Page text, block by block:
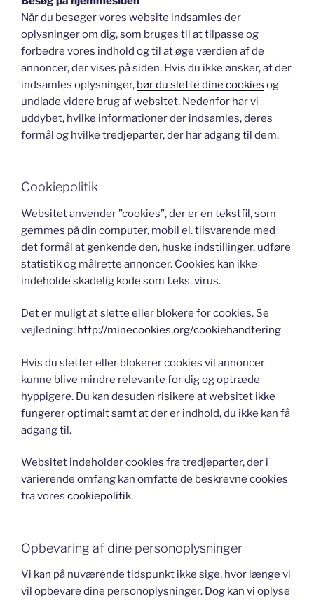
Når du besøger vores website indsamles der
oplysninger om dig, som bruges til at tilpasse og
forbedre vores indhold og til at øge værdien af de
annoncer, der vises på siden. Hvis du ikke ønsker, at der
indsamles oplysninger, bør du slette dine cookies og
undlade videre brug af websitet. Nedenfor har vi
uddybet, hvilke informationer der indsamles, deres
formål og hvilke tredjeparter, der har adgang til dem.
Cookiepolitik
Websitet anvender ”cookies”, der er en tekstfil, som
gemmes på din computer, mobil el. tilsvarende med
det formål at genkende den, huske indstillinger, udføre
statistik og målrette annoncer. Cookies kan ikke
indeholde skadelig kode som f.eks. virus.
Det er muligt at slette eller blokere for cookies. Se
vejledning: http://minecookies.org/cookiehandtering
Hvis du sletter eller blokerer cookies vil annoncer
kunne blive mindre relevante for dig og optræde
hyppigere. Du kan desuden risikere at websitet ikke
fungerer optimalt samt at der er indhold, du ikke kan få
adgang til.
Websitet indeholder cookies fra tredjeparter, der i
varierende omfang kan omfatte de beskrevne cookies
fra vores cookiepolitik.
Opbevaring af dine personoplysninger
Vi kan på nuværende tidspunkt ikke sige, hvor længe vi
vil opbevare dine personoplysninger. Dog kan vi oplyse